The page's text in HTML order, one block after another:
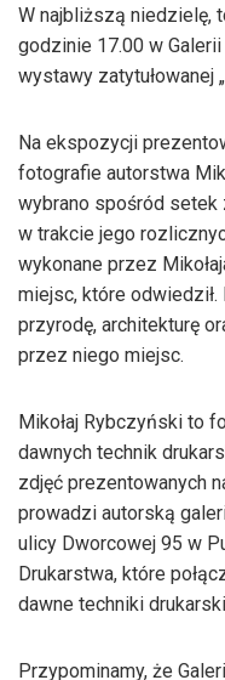
W najbliższą niedzielę,
godzinie 17.00 w
wystawy zatytułowanej
Na ekspozycji
fotografie autorstwa
wybrano spośród setek
w trakcie jego
wykonane przez
miejsc, które
przyrodę, architekturę
przez niego miejsc.
Mikołaj Rybczyński to
dawnych technik
zdjęć prezentowanych
prowadzi autorską
ulicy Dworcowej 95 w
Drukarstwa, które
dawne techniki
Przypominamy, że